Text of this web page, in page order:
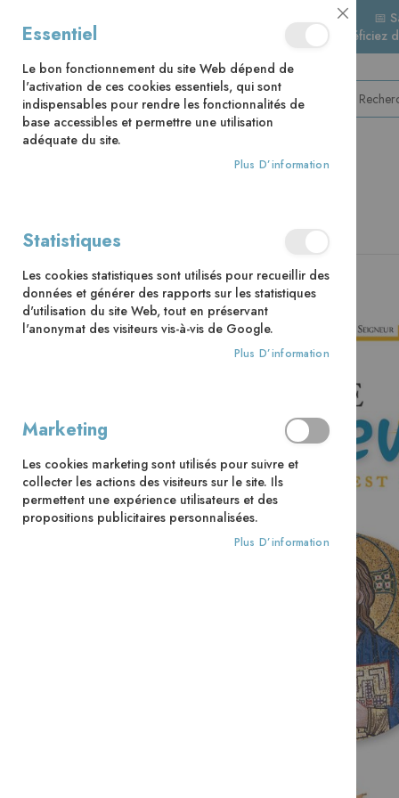
📅
🚚
to
the
end
of
Close
Cookie
Bar
Essentiel
Le bon fonctionnement du site Web dépend de
l'activation de ces cookies essentiels, qui sont
indispensables pour rendre les fonctionnalités de
base accessibles et permettre une utilisation
adéquate du site.
Plus D’information
Statistiques
Les cookies statistiques sont utilisés pour recueillir des
données et générer des rapports sur les statistiques
d'utilisation du site Web, tout en préservant
l'anonymat des visiteurs vis-à-vis de Google.
Plus D’information
Marketing
Les cookies marketing sont utilisés pour suivre et
collecter les actions des visiteurs sur le site. Ils
permettent une expérience utilisateurs et des
propositions publicitaires personnalisées.
Plus D’information